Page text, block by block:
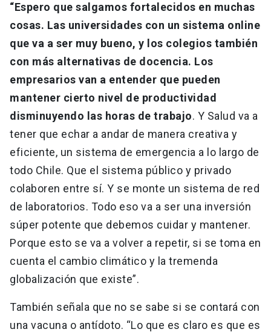
“Espero que salgamos fortalecidos en muchas
cosas. Las universidades con un sistema online
que va a ser muy bueno, y los colegios también
con más alternativas de docencia. Los
empresarios van a entender que pueden
mantener cierto nivel de productividad
disminuyendo las horas de trabajo. Y Salud va a
tener que echar a andar de manera creativa y
eficiente, un sistema de emergencia a lo largo de
todo Chile. Que el sistema público y privado
colaboren entre sí. Y se monte un sistema de red
de laboratorios. Todo eso va a ser una inversión
súper potente que debemos cuidar y mantener.
Porque esto se va a volver a repetir, si se toma en
cuenta el cambio climático y la tremenda
globalización que existe”.
También señala que no se sabe si se contará con
una vacuna o antídoto. “Lo que es claro es que es